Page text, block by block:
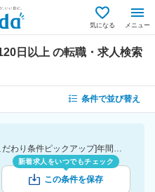
気になる メニュー
日以上 の転職・求人検索
条件で並び替え
[勤務地]大分県 [業種]商社業界 [こだわり条件ピックアップ]年間休日120日以上 [詳細条件](休日・働き方)年間休日120日以上
新着求人をいつでもチェック
この条件を保存